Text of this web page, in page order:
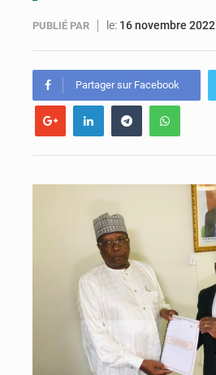
PUBLIÉ PAR le: 16 novembre 2022
Partager sur Facebook